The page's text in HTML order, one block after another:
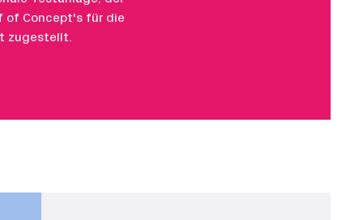
of Concept's für die
zugestellt.